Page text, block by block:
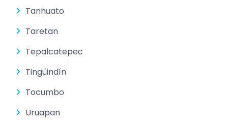
Tanhuato
Taretan
Tepalcatepec
Tingüindín
Tocumbo
Uruapan